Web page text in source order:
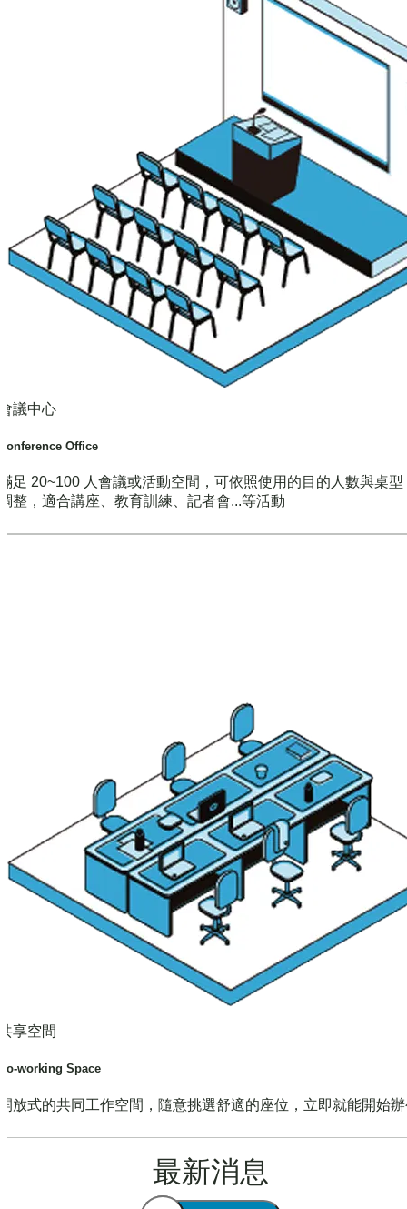
議中心
Office
足 20~100 人會議或活動空間，可依照使用的目的人數與桌型
整，適合講座、教育訓練、記者會...等活動
享空間
working Space
放式的共同工作空間，隨意挑選舒適的座位，立即就能開始
最新消息